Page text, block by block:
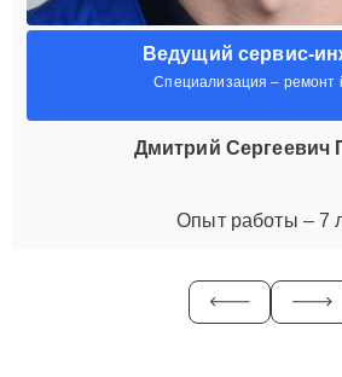
Ведущий сервис-
Специализация – ремонт
Дмитрий Сергеевич
Опыт работы – 7